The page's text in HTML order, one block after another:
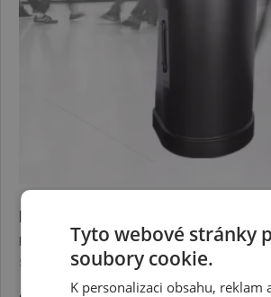
Prezentační stolek a přepravní box na
Skladem(ihned)
Tyto webové stránky
soubory cookie.
K personalizaci obsahu, reklam